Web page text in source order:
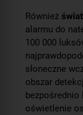
Również
alarmu do
100 000
słoneczne
obszar
bezpośrednio
oświetlenie